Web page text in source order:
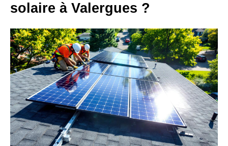
solaire à Valergues ?